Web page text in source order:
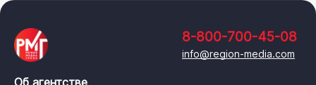
8-800-700-45-08
info@region-media.com
Об агентстве